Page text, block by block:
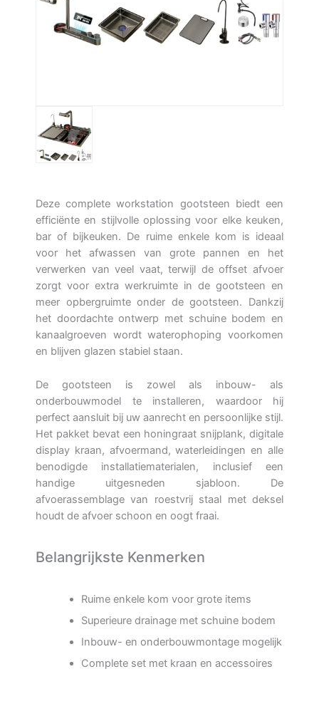
Deze complete workstation gootsteen biedt een
efficiënte en stijlvolle oplossing voor elke keuken,
bar of bijkeuken. De ruime enkele kom is ideaal
voor het afwassen van grote pannen en het
verwerken van veel vaat, terwijl de offset afvoer
zorgt voor extra werkruimte in de gootsteen en
meer opbergruimte onder de gootsteen. Dankzij
het doordachte ontwerp met schuine bodem en
kanaalgroeven wordt waterophoping voorkomen
en blijven glazen stabiel staan.
De gootsteen is zowel als inbouw- als
onderbouwmodel te installeren, waardoor hij
perfect aansluit bij uw aanrecht en persoonlijke stijl.
Het pakket bevat een honingraat snijplank, digitale
display kraan, afvoermand, waterleidingen en alle
benodigde installatiematerialen, inclusief een
handige uitgesneden sjabloon. De
afvoerassemblage van roestvrij staal met deksel
houdt de afvoer schoon en oogt fraai.
Belangrijkste Kenmerken
Ruime enkele kom voor grote items
Superieure drainage met schuine bodem
Inbouw- en onderbouwmontage mogelijk
Complete set met kraan en accessoires